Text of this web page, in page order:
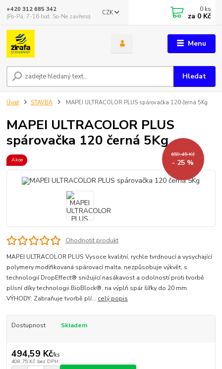
Menu
CZK
Hledat
+420 312 685 342
(Po-Pá, 7-16 hod. So-Ne zavřeno)
0 ks
za 0 Kč
Úvod STAVBA MAPEI ULTRACOLOR PLUS spárovačka 120 černá 5Kg
MAPEI ULTRACOLOR PLUS
spárovačka 120 černá 5Kg
Akce
659,45 Kč
- 25 %
Ohodnotit produkt
MAPEI ULTRACOLOR PLUS Vysoce kvalitní, rychle tvrdnoucí a vysychající
polymery modifikovaná spárovací malta, nezpůsobuje výkvět, s
technologií DropEffect® snižující nasákavost a odolností proti tvorbě
plísní díky technologii BioBlock®, na výplň spár šířky do 20 mm.
VÝHODY: Zabraňuje tvorbě plí... celý popis
Dostupnost Skladem
494,59 Kč/ks
408,75 Kč bez DPH